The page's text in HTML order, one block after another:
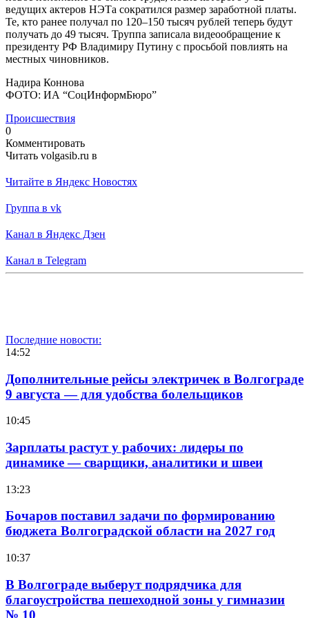
ведущих актеров НЭТа сократился размер заработной платы.
Те, кто ранее получал по 120–150 тысяч рублей теперь будут
получать до 49 тысяч. Труппа записала видеообращение к
президенту РФ Владимиру Путину с просьбой повлиять на
местных чиновников.
Надира Коннова
ФОТО: ИА “СоцИнформБюро”
Происшествия
0
Комментировать
Читать volgasib.ru в
Читайте в Яндекс Новостях
Группа в vk
Канал в Яндекс Дзен
Канал в Telegram
Последние новости:
14:52
Дополнительные рейсы электричек в Волгограде
9 августа — для удобства болельщиков
10:45
Зарплаты растут у рабочих: лидеры по
динамике — сварщики, аналитики и швеи
13:23
Бочаров поставил задачи по формированию
бюджета Волгоградской области на 2027 год
10:37
В Волгограде выберут подрядчика для
благоустройства пешеходной зоны у гимназии
№ 10